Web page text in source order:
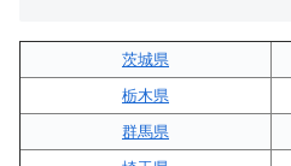
茨城県
栃木県
群馬県